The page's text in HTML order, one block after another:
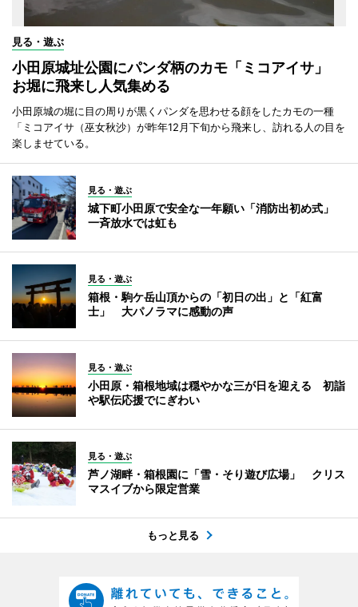
見る・遊ぶ
小田原城址公園にパンダ柄のカモ「ミコアイサ」
お堀に飛来し人気集める
小田原城の堀に目の周りが黒くパンダを思わせる顔をしたカモの一種
「ミコアイサ（巫女秋沙）が昨年12月下旬から飛来し、訪れる人の目を
楽しませている。
見る・遊ぶ
城下町小田原で安全な一年願い「消防出初め式」
一斉放水では虹も
見る・遊ぶ
箱根・駒ケ岳山頂からの「初日の出」と「紅富
士」 大パノラマに感動の声
見る・遊ぶ
小田原・箱根地域は穏やかな三が日を迎える 初詣
や駅伝応援でにぎわい
見る・遊ぶ
芦ノ湖畔・箱根園に「雪・そり遊び広場」 クリス
マスイブから限定営業
もっと見る